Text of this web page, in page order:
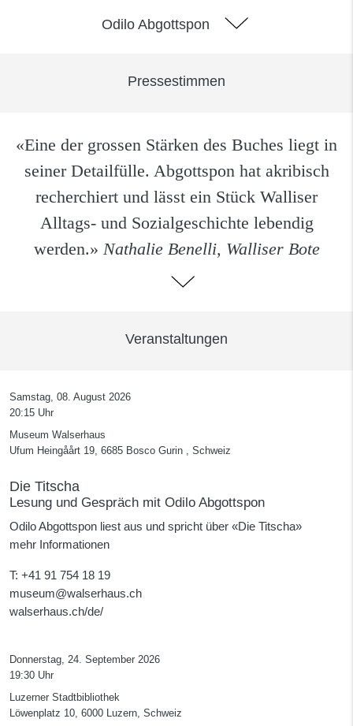
Odilo Abgottspon
Pressestimmen
«Eine der grossen Stärken des Buches liegt in
seiner Detailfülle. Abgottspon hat akribisch
recherchiert und lässt ein Stück Walliser
Alltags- und Sozialgeschichte lebendig
werden.» Nathalie Benelli, Walliser Bote
Veranstaltungen
Samstag, 08. August 2026
20:15 Uhr
Museum Walserhaus
Ufum Heingåårt 19, 6685 Bosco Gurin , Schweiz
Die Titscha
Lesung und Gespräch mit Odilo Abgottspon
Odilo Abgottspon liest aus und spricht über «Die Titscha»
mehr Informationen
T: +41 91 754 18 19
museum@walserhaus.ch
walserhaus.ch/de/
Donnerstag, 24. September 2026
19:30 Uhr
Luzerner Stadtbibliothek
Löwenplatz 10, 6000 Luzern, Schweiz